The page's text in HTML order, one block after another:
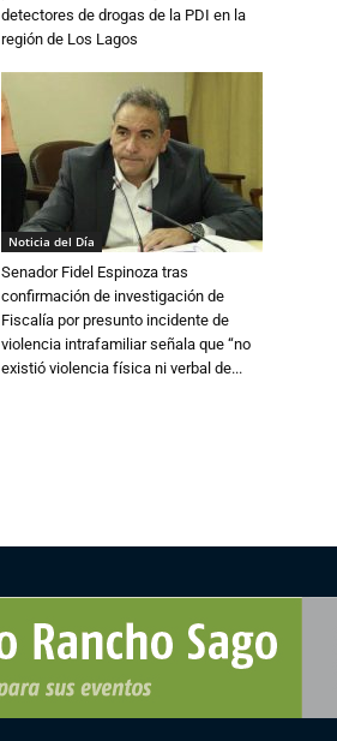
detectores de drogas de la PDI en la
región de Los Lagos
Noticia del Día
Senador Fidel Espinoza tras
confirmación de investigación de
Fiscalía por presunto incidente de
violencia intrafamiliar señala que “no
existió violencia física ni verbal de...